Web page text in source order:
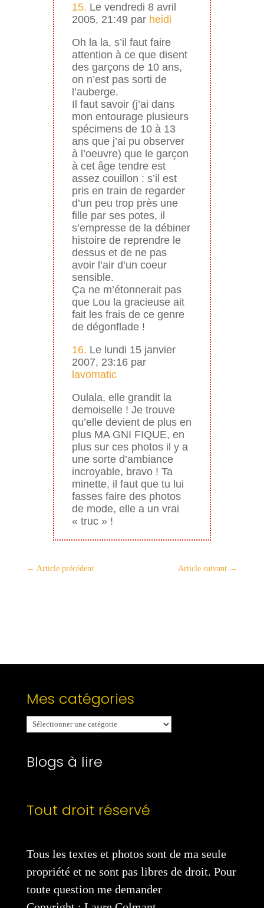
15. Le vendredi 8 avril
2005, 21:49 par heidi
Oh la la, s’il faut faire
attention à ce que disent
des garçons de 10 ans,
on n’est pas sorti de
l’auberge.
Il faut savoir (j’ai dans
mon entourage plusieurs
spécimens de 10 à 13
ans que j’ai pu observer
à l’oeuvre) que le garçon
à cet âge tendre est
assez couillon : s’il est
pris en train de regarder
d’un peu trop près une
fille par ses potes, il
s’empresse de la débiner
histoire de reprendre le
dessus et de ne pas
avoir l’air d’un coeur
sensible.
Ça ne m’étonnerait pas
que Lou la gracieuse ait
fait les frais de ce genre
de dégonflade !
16. Le lundi 15 janvier
2007, 23:16 par
lavomatic
Oulala, elle grandit la
demoiselle ! Je trouve
qu’elle devient de plus en
plus MA GNI FIQUE, en
plus sur ces photos il y a
une sorte d’ambiance
incroyable, bravo ! Ta
minette, il faut que tu lui
fasses faire des photos
de mode, elle a un vrai
« truc » !
← Article précédent Article suivant →
Mes catégories
Mes
catégories
Blogs à lire
Tout droit réservé
Tous les textes et photos sont de ma seule
propriété et ne sont pas libres de droit. Pour
toute question me demander